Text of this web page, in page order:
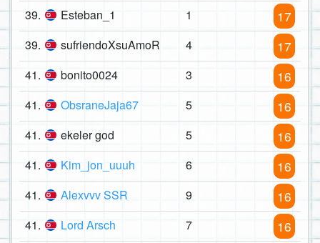
39. Esteban_1 1 17
39. sufriendoXsuAmoR 4 17
41. bonito0024 3 16
41. ObsraneJaja67 5 16
41. ekeler god 5 16
41. Kim_jon_uuuh 6 16
41. Alexvvv SSR 9 16
41. Lord Arsch 7 16